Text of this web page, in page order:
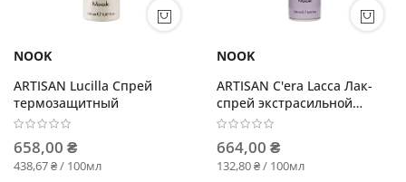
NOOK
ARTISAN Lucilla Спрей
термозащитный
658,00 ₴
438,67 ₴ / 100мл
NOOK
ARTISAN C'era Lacca Лак-
спрей экстрасильной
фиксации
664,00 ₴
132,80 ₴ / 100мл